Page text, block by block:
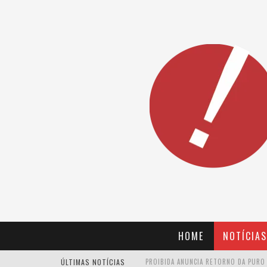
HOME NOTÍCIAS
ÚLTIMAS NOTÍCIAS